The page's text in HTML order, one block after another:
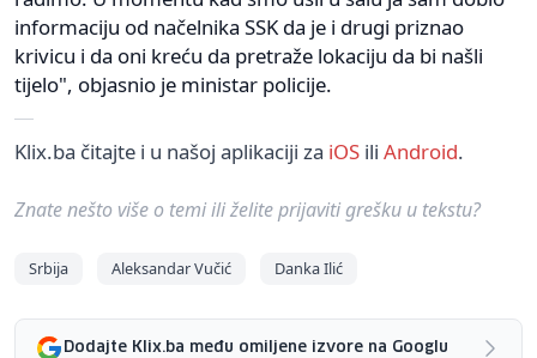
informaciju od načelnika SSK da je i drugi priznao
krivicu i da oni kreću da pretraže lokaciju da bi našli
tijelo", objasnio je ministar policije.
Klix.ba čitajte i u našoj aplikaciji za iOS ili Android.
Znate nešto više o temi ili želite prijaviti grešku u tekstu?
Srbija Aleksandar Vučić Danka Ilić
Dodajte Klix.ba među omiljene izvore na Googlu